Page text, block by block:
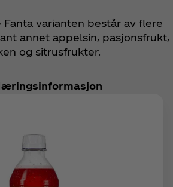
Fanta varianten består av flere
annet appelsin, pasjonsfrukt,
og sitrusfrukter.